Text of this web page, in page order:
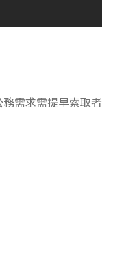
需求需提早索取者